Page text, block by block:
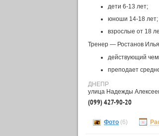
дети 6-13 лет;
юноши 14-18 лет;
взрослые от 18
Тренер — Ростанов
действующий
преподает
ДНЕПР
улица Надежды
(099) 427-90-20
Фото (6)